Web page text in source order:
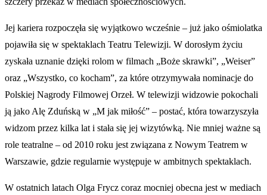
Jej kariera rozpoczęła się wyjątkowo wcześnie – już jako ośmiolatka
pojawiła się w spektaklach Teatru Telewizji. W dorosłym życiu
zyskała uznanie dzięki rolom w filmach „Boże skrawki”, „Weiser”
oraz „Wszystko, co kocham”, za które otrzymywała nominacje do
Polskiej Nagrody Filmowej Orzeł. W telewizji widzowie pokochali
ją jako Alę Zduńską w „M jak miłość” – postać, która towarzyszyła
widzom przez kilka lat i stała się jej wizytówką. Nie mniej ważne są
role teatralne – od 2010 roku jest związana z Nowym Teatrem w
Warszawie, gdzie regularnie występuje w ambitnych spektaklach.
W ostatnich latach Olga Frycz coraz mocniej obecna jest w mediach